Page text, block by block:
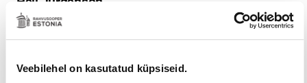
Veebilehel on kasutatud küpsiseid.
Heli Jürgenson
Kaur Pennert